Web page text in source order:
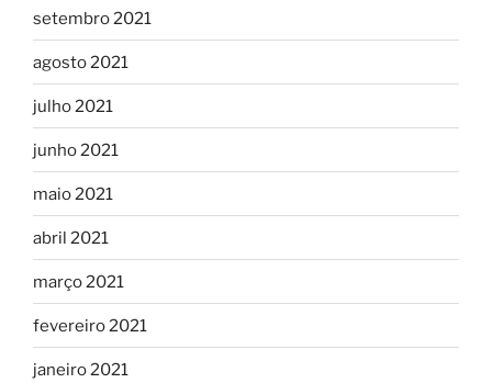
setembro 2021
agosto 2021
julho 2021
junho 2021
maio 2021
abril 2021
março 2021
fevereiro 2021
janeiro 2021